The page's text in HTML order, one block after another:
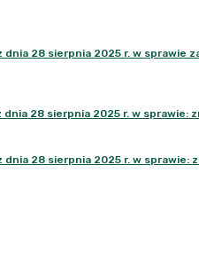
z dnia 28 sierpnia 2025 r. w
z dnia 28 sierpnia 2025 r. w
z dnia 28 sierpnia 2025 r. w